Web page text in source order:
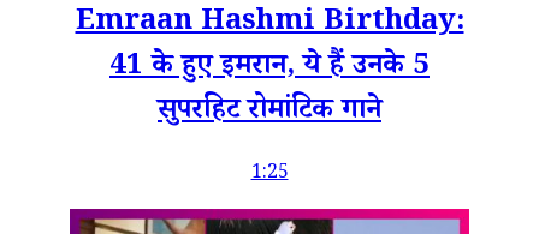
Emraan Hashmi Birthday:
41 के हुए इमरान, ये हैं उनके 5
सुपरहिट रोमांटिक गाने
1:25